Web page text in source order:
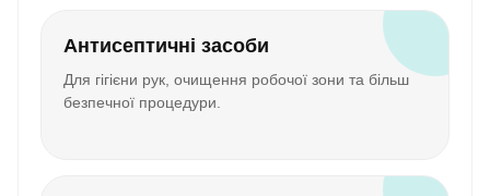
Антисептичні засоби
Для гігієни рук, очищення робочої зони та більш
безпечної процедури.